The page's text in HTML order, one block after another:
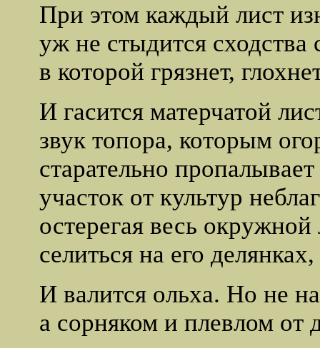
При этом каждый лист
уж не стыдится сходства
в которой грязнет,
И гасится матерчатой
звук топора, которым
старательно
участок от культур
остерегая весь окружной
селиться на его делянках,
И валится ольха. Но не
а сорняком и плевлом от